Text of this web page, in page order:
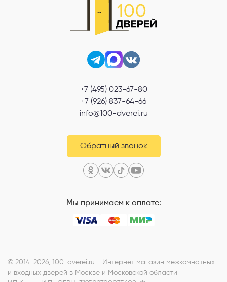
+7 (495) 023-67-80
+7 (926) 837-64-66
info@100-dverei.ru
Обратный звонок
Мы принимаем к оплате:
© 2014-2026, 100-dverei.ru - Интернет магазин межкомнатных
и входных дверей в Москве и Московской области